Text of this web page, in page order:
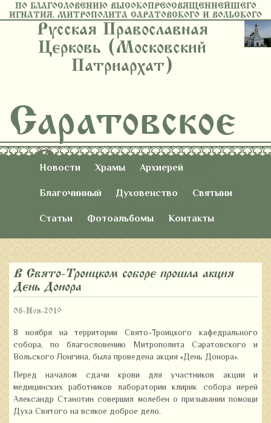
ПО БЛАГОСЛОВЕНИЮ ВЫСОКОПРЕОСВЯЩЕННЕЙШЕГО
ИГНАТИЯ, МИТРОПОЛИТА САРАТОВСКОГО И ВОЛЬСКОГО
Русская Православная
Церковь (Московский
Патриархат)
Саратовское
Восточное
Благочиние
Новости Храмы
Архиерей
Благочинный
Духовенство
Святыни
Статьи
Фотоальбомы Контакты
В Свято-Троицком соборе прошла акция
«День Донора»
08-Ноя-2019
8 ноября на территории Свято-Троицкого кафедрального
собора, по благословению Митрополита Саратовского и
Вольского Лонгина, была проведена акция «День Донора».
Перед началом сдачи крови для участников акции и
медицинских работников лаборатории клирик собора иерей
Александр Станотин совершил молебен о призывании помощи
Духа Святого на всякое доброе дело.